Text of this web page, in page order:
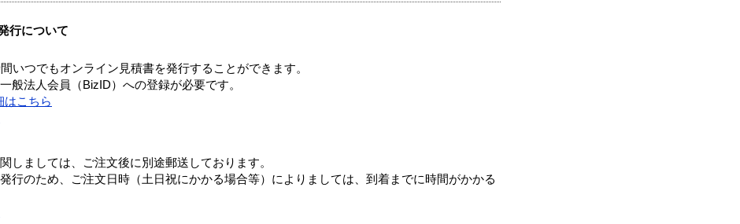
行について
いつでもオンライン見積書を発行することができます。
般法人会員（BizID）への登録が必要です。
はこちら
しましては、ご注文後に別途郵送しております。
行のため、ご注文日時（土日祝にかかる場合等）によりましては、到着までに時間がかかる